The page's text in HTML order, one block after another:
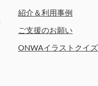
紹介＆利用事例
ご支援のお願い
ONWAイラストクイズ